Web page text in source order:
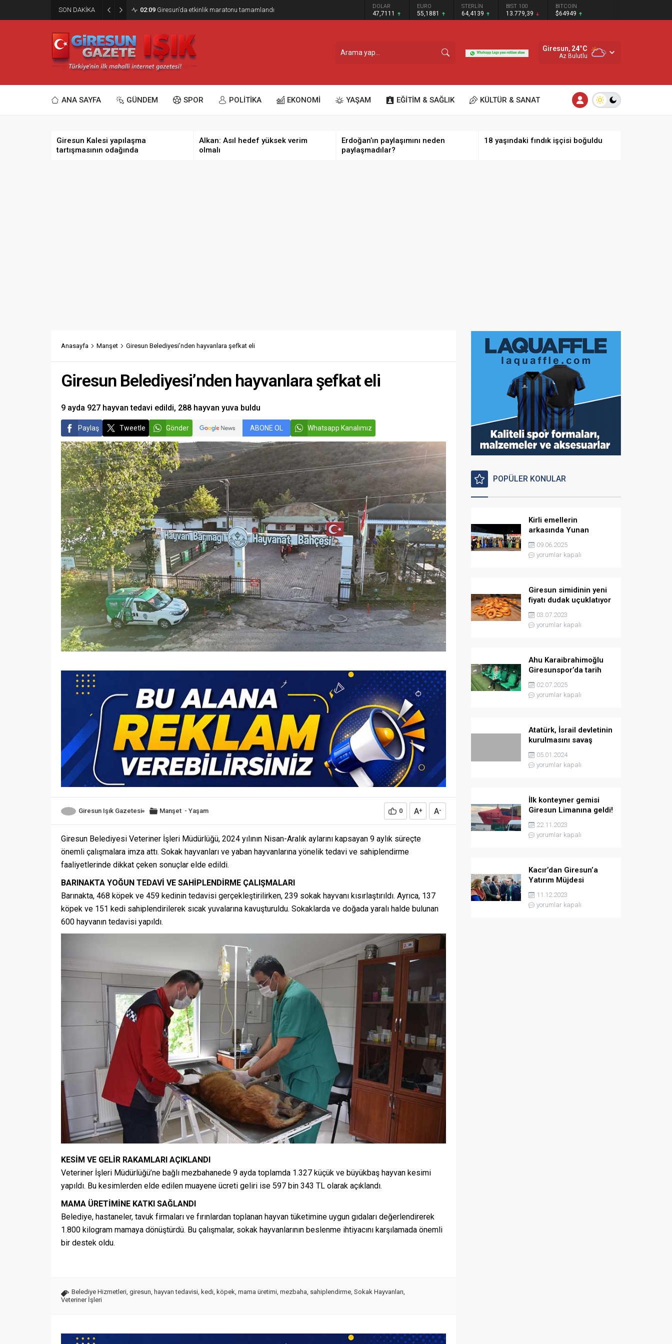
SON DAKİKA 02:09 Giresun’da etkinlik maratonu tamamlandı DOLAR
47,7111
EURO
55,1881
STERLİN
64,4139
BIST 100
13.779,39
BITCOIN
$64949
Giresun, 24°C
Az Bulutlu
ANA SAYFA GÜNDEM SPOR POLİTİKA EKONOMİ YAŞAM EĞİTİM & SAĞLIK KÜLTÜR & SANAT
Giresun Kalesi yapılaşma
tartışmasının odağında
Alkan: Asıl hedef yüksek verim
olmalı
Erdoğan’ın paylaşımını neden
paylaşmadılar?
18 yaşındaki fındık işçisi boğuldu
Anasayfa Manşet Giresun Belediyesi’nden hayvanlara şefkat eli
Giresun Belediyesi’nden hayvanlara şefkat eli
9 ayda 927 hayvan tedavi edildi, 288 hayvan yuva buldu
Paylaş Tweetle Gönder ABONE OL Whatsapp Kanalımız
Giresun Işık Gazetesi Manşet - Yaşam 0 A+ A-
Giresun Belediyesi Veteriner İşleri Müdürlüğü, 2024 yılının Nisan-Aralık aylarını kapsayan 9 aylık süreçte
önemli çalışmalara imza attı. Sokak hayvanları ve yaban hayvanlarına yönelik tedavi ve sahiplendirme
faaliyetlerinde dikkat çeken sonuçlar elde edildi.
BARINAKTA YOĞUN TEDAVİ VE SAHİPLENDİRME ÇALIŞMALARI
Barınakta, 468 köpek ve 459 kedinin tedavisi gerçekleştirilirken, 239 sokak hayvanı kısırlaştırıldı. Ayrıca, 137
köpek ve 151 kedi sahiplendirilerek sıcak yuvalarına kavuşturuldu. Sokaklarda ve doğada yaralı halde bulunan
600 hayvanın tedavisi yapıldı.
KESİM VE GELİR RAKAMLARI AÇIKLANDI
Veteriner İşleri Müdürlüğü’ne bağlı mezbahanede 9 ayda toplamda 1.327 küçük ve büyükbaş hayvan kesimi
yapıldı. Bu kesimlerden elde edilen muayene ücreti geliri ise 597 bin 343 TL olarak açıklandı.
MAMA ÜRETİMİNE KATKI SAĞLANDI
Belediye, hastaneler, tavuk firmaları ve fırınlardan toplanan hayvan tüketimine uygun gıdaları değerlendirerek
1.800 kilogram mamaya dönüştürdü. Bu çalışmalar, sokak hayvanlarının beslenme ihtiyacını karşılamada önemli
bir destek oldu.
Belediye Hizmetleri, giresun, hayvan tedavisi, kedi, köpek, mama üretimi, mezbaha, sahiplendirme, Sokak Hayvanları,
Veteriner İşleri
POPÜLER KONULAR
Kirli emellerin
arkasında Yunan
istihbaratı var
09.06.2025
yorumlar kapalı
Giresun simidinin yeni
fiyatı dudak uçuklatıyor
03.07.2023
yorumlar kapalı
Ahu Karaibrahimoğlu
Giresunspor’da tarih
yazmaya hazırlanıyor
02.07.2025
yorumlar kapalı
Atatürk, İsrail devletinin
kurulmasını savaş
sebebi olarak ilân
etmişti
05.01.2024
yorumlar kapalı
İlk konteyner gemisi
Giresun Limanına geldi!
22.11.2023
yorumlar kapalı
Kacır’dan Giresun’a
Yatırım Müjdesi
11.12.2023
yorumlar kapalı